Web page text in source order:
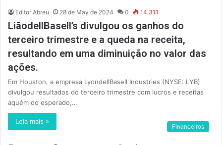
Editor Abreu 28 de May de 2024 0 14,311
LiãodellBasell’s divulgou os ganhos do
terceiro trimestre e a queda na receita,
resultando em uma diminuição no valor das
ações.
Em Houston, a empresa LyondellBasell Industries (NYSE: LYB)
divulgou resultados do terceiro trimestre com lucros e receitas
aquém do esperado,…
Leia mais »
Financeiros